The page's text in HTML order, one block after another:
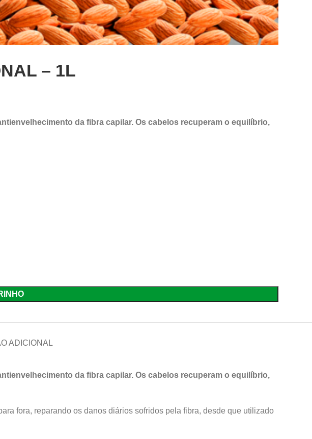
– 1L
da fibra capilar. Os cabelos recuperam o equilíbrio,
ADICIONAL
da fibra capilar. Os cabelos recuperam o equilíbrio,
fora, reparando os danos diários sofridos pela fibra, desde que utilizado